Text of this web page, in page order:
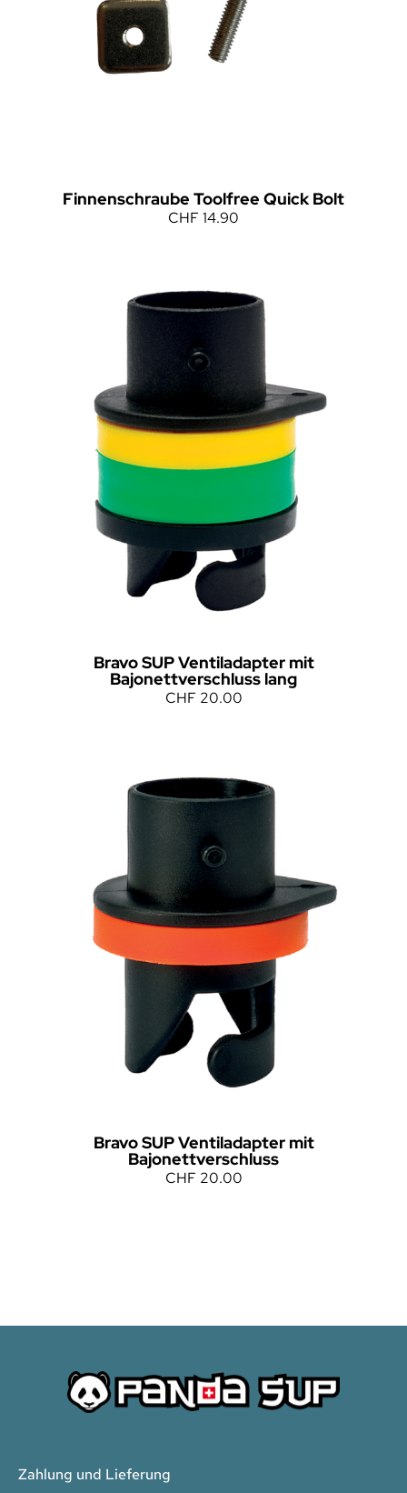
Finnenschraube Toolfree Quick Bolt
CHF 14.90
Bravo SUP Ventiladapter mit
Bajonettverschluss lang
CHF 20.00
Bravo SUP Ventiladapter mit
Bajonettverschluss
CHF 20.00
Zahlung und Lieferung